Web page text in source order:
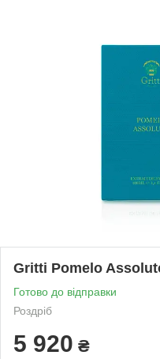
Gritti Pomelo
Готово до відправки
Роздріб
5 920 ₴